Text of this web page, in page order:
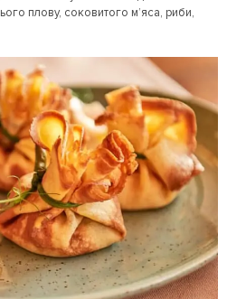
плову, соковитого м’яса, риби,